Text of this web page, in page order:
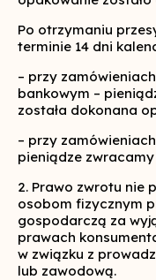
Po otrzymaniu
terminie 14 dni
– przy
bankowym –
została dokonana
– przy
pieniądze
2. Prawo zwrotu nie
osobom fizycznym
gospodarczą za
prawach
w związku z
lub zawodową.